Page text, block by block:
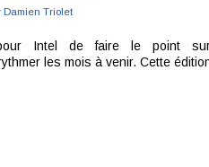
Damien Triolet
Intel de faire le point
les mois à venir. Cette